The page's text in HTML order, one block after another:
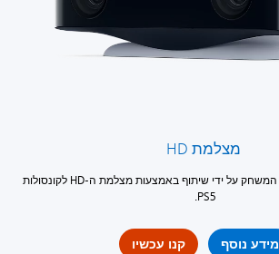
מצלמת HD
שימו את עצמכם במרכז המשחק על ידי שיתוף באמצעות מצלמת ה-HD לקונסולות
PS5.
מידע נוסף קנו עכשיו